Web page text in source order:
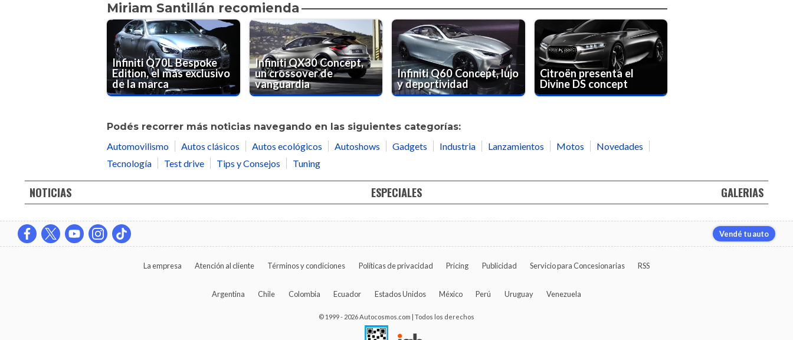
Miriam Santillán recomienda
Infiniti Q70L Bespoke
Edition, el más exclusivo
de la marca
Infiniti QX30 Concept,
un crossover de
vanguardia
Infiniti Q60 Concept, lujo
y deportividad
Citroën presenta el
Divine DS concept
Podés recorrer más noticias navegando en las siguientes categorías:
Automovilismo
Autos clásicos Autos ecológicos Autoshows Gadgets Industria Lanzamientos Motos
Novedades
Tecnología
Test drive Tips y Consejos Tuning
NOTICIAS ESPECIALES GALERIAS
Vendé tu auto
La empresa Atención al cliente Términos y condiciones Políticas de privacidad Pricing Publicidad Servicio para Concesionarias RSS
Argentina Chile Colombia Ecuador Estados Unidos México Perú Uruguay Venezuela
© 1999 - 2026 Autocosmos.com | Todos los derechos